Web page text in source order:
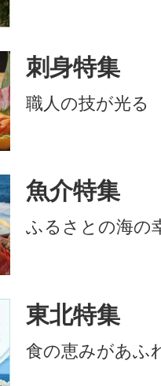
刺身特集
職人の技が光
魚介特集
ふるさとの海の
東北特集
食の恵みがあふ